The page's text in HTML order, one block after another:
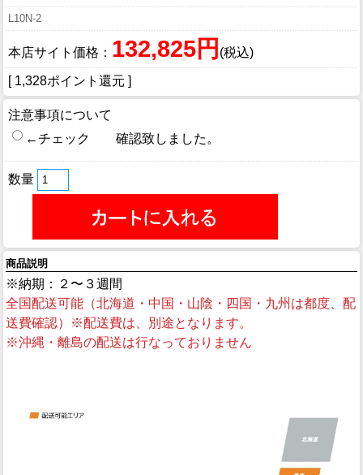
L10N-2
本店サイト価格： 132,825円 (税込)
[ 1,328ポイント還元 ]
注意事項について
←チェック 確認致しました。
数量
商品説明
※納期：２〜３週間
全国配送可能（北海道・中国・山陰・四国・九州は都度、配
送費確認）※配送費は、別途となります。
※沖縄・離島の配送は行なっておりません